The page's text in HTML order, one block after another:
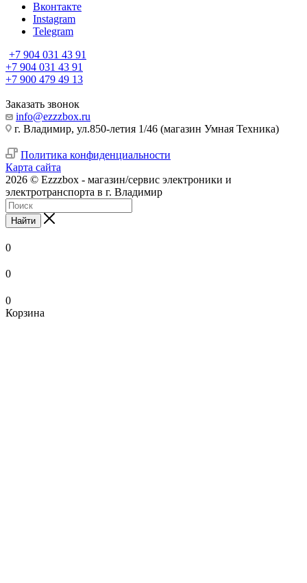
Вконтакте
Instagram
Telegram
+7 904 031 43 91
+7 904 031 43 91
+7 900 479 49 13
Заказать звонок
info@ezzzbox.ru
г. Владимир, ул.850-летия 1/46 (магазин Умная Техника)
Политика конфиденциальности
Карта сайта
2026 © Ezzzbox - магазин/сервис электроники и
электротранспорта в г. Владимир
Найти
0
0
0
Корзина